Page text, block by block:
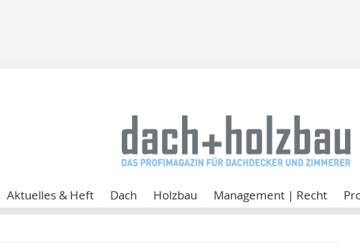
Aktuelles & Heft Dach Holzbau Management | Recht